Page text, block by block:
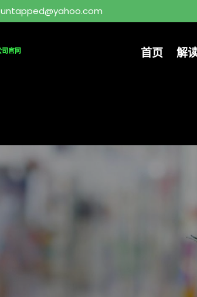
untapped@yahoo.com
首页 解